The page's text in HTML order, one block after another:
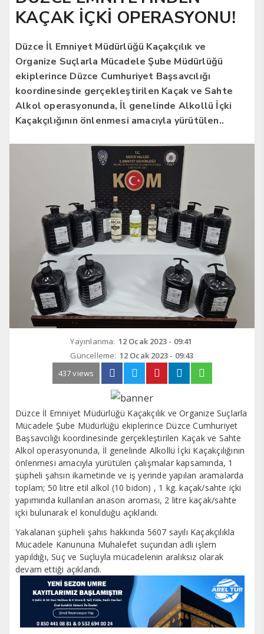
KAÇAK İÇKİ OPERASYONU!
Düzce İl Emniyet Müdürlüğü Kaçakçılık ve
Organize Suçlarla Mücadele Şube Müdürlüğü
ekiplerince Düzce Cumhuriyet Başsavcılığı
koordinesinde gerçekleştirilen Kaçak ve Sahte
Alkol operasyonunda, İl genelinde Alkollü İçki
Kaçakçılığının önlenmesi amacıyla yürütülen..
Yayınlanma: 12 Ocak 2023 - 09:41
Güncelleme: 12 Ocak 2023 - 09:43
437 views
Düzce İl Emniyet Müdürlüğü Kaçakçılık ve Organize Suçlarla
Mücadele Şube Müdürlüğü ekiplerince Düzce Cumhuriyet
Başsavcılığı koordinesinde gerçekleştirilen Kaçak ve Sahte
Alkol operasyonunda, İl genelinde Alkollü İçki Kaçakçılığının
önlenmesi amacıyla yürütülen çalışmalar kapsamında, 1
şüpheli şahsın ikametinde ve iş yerinde yapılan aramalarda
toplam; 50 litre etil alkol (10 bidon) , 1 kg. kaçak/sahte içki
yapımında kullanılan anason aroması, 2 litre kaçak/sahte
içki bulunarak el konulduğu açıklandı.
Yakalanan şüpheli şahıs hakkında 5607 sayılı Kaçakçılıkla
Mücadele Kanununa Muhalefet suçundan adli işlem
yapıldığı, Suç ve Suçluyla mücadelenin aralıksız olarak
devam ettiği açıklandı.